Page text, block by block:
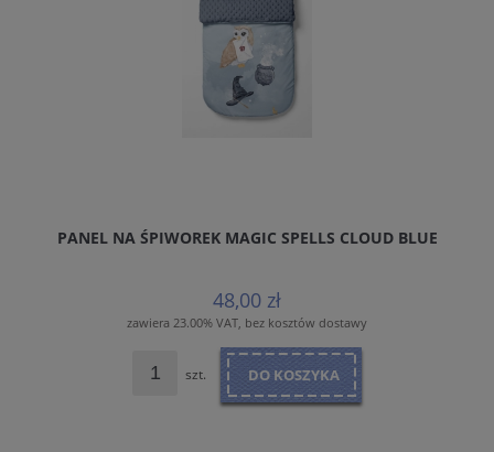
PANEL NA ŚPIWOREK MAGIC SPELLS CLOUD BLUE
48,00 zł
zawiera 23.00% VAT, bez kosztów dostawy
szt. DO KOSZYKA